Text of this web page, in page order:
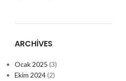
ARCHIVES
Ocak 2025 (3)
Ekim 2024(2)